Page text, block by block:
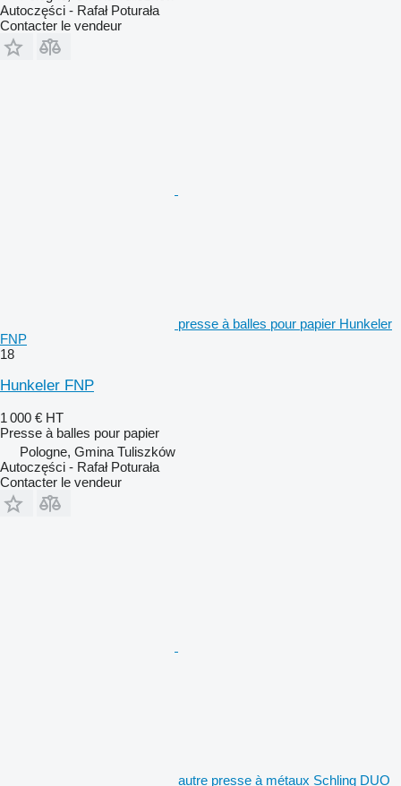
Autoczęści - Rafał Poturała
Contacter le vendeur
presse à balles pour papier Hunkeler
FNP
18
Hunkeler FNP
1 000 € HT
Presse à balles pour papier
Pologne, Gmina Tuliszków
Autoczęści - Rafał Poturała
Contacter le vendeur
autre presse à métaux Schling DUO